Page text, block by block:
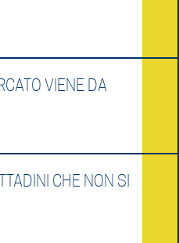
VIENE DA
CHE NON SI